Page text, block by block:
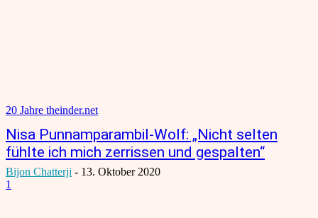
20 Jahre theinder.net
Nisa Punnamparambil-Wolf: „Nicht selten
fühlte ich mich zerrissen und gespalten“
Bijon Chatterji - 13. Oktober 2020
1